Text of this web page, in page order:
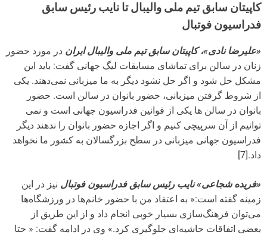
کاپیتان سابق تیم ملی والیبال تا نایب رئیس سابق
فدراسیون فوتبال
«علیرضا نادی»، کاپیتان سابق تیم ملی والیبال ایران در مورد حضور
زنان در سالن برای تماشای مسابقات لیگ جهانی گفت: باید این
مشکل حل شود و اگر حل نشود دیگر به ما میزبانی نمی‌دهند. یکی
از شروط گرفتن میزبانی، حضور بانوان در سالن است. حضور
بانوان در سالن ها یکی از قوانین فدراسیون جهانی است و نمی
توانیم از آن سرپیچی کنیم و اگر اجازه حضور بانوان را ندهند دیگر
فدراسیون جهانی میزبانی در سطح بزرگسالان به کشور ما نخواهد
داد.[7]
«فریده شجاعی» نایب رئیس سابق فدراسیون فوتبال نیز در این
زمینه گفته است:« به اعتقاد من با حضور خانم‌ها در ورزشگاه‌ها
می‌توان فرهنگ‌سازی بسیار خوبی انجام داد و از این طریق از
بعضی اتفاقات حاشیه‌ای جلوگیری کرد.» وی در ادامه گفت: « حتا